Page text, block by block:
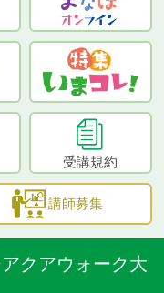
受講規約
講師募集
クアウォーク大